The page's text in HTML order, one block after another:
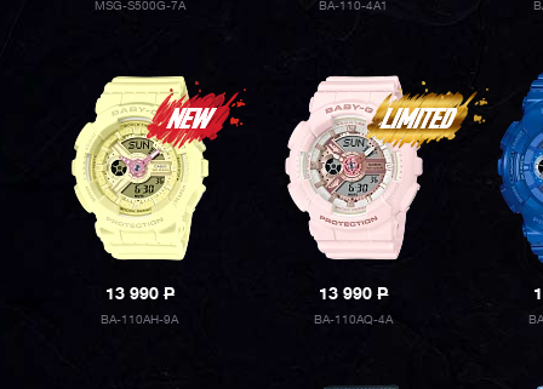
MSG-S500G-7A BA-110-4A1
13 990P
BA-110AH-9A
13 990P
BA-110AQ-4A